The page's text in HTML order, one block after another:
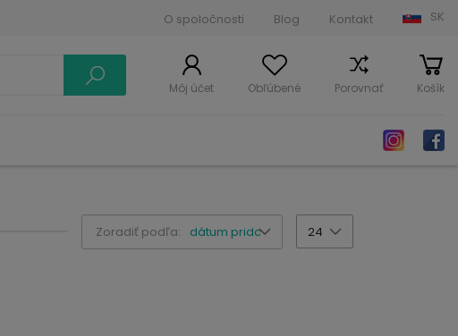
O spoločnosti Blog Kontakt SK
Môj účet Obľúbené Porovnať Košík
Zoradiť podľa: dátum pridania 24